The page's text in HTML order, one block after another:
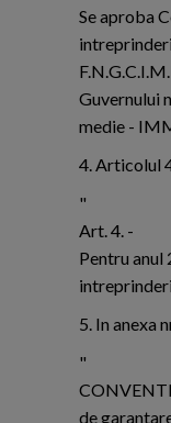
Se aproba
Guvernului
medie -
4. Articolul
"
Art. 4. -
Pentru
5. In anexa
"
de